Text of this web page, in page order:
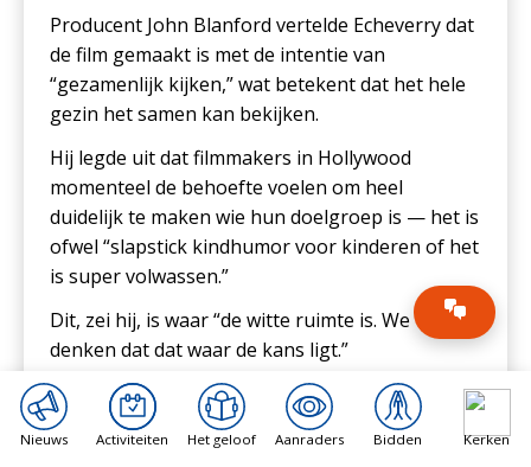
Producent John Blanford vertelde Echeverry dat
de film gemaakt is met de intentie van
“gezamenlijk kijken,” wat betekent dat het hele
gezin het samen kan bekijken.
Hij legde uit dat filmmakers in Hollywood
momenteel de behoefte voelen om heel
duidelijk te maken wie hun doelgroep is — het is
ofwel “slapstick kindhumor voor kinderen of het
is super volwassen.”
Dit, zei hij, is waar “de witte ruimte is. We
denken dat dat waar de kans ligt.”
“Ik denk dat de adolescenten achterblijven en
daar speelt dit coming-of-age-verhaal echt —
met die 9- tot 16-jarigen. Ik voel dat er geen
Nieuws Activiteiten Het geloof Aanraders Bidden Kerken